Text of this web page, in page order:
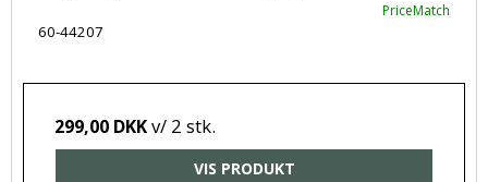
PriceMatch
60-44207
299,00 DKKv/ 2 stk.
VIS PRODUKT